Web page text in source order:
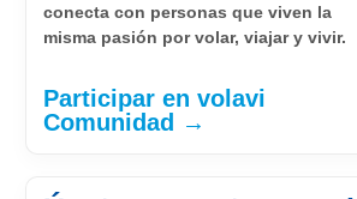
conecta con personas que viven la
misma pasión por volar, viajar y vivir.
Participar en volavi
Comunidad →